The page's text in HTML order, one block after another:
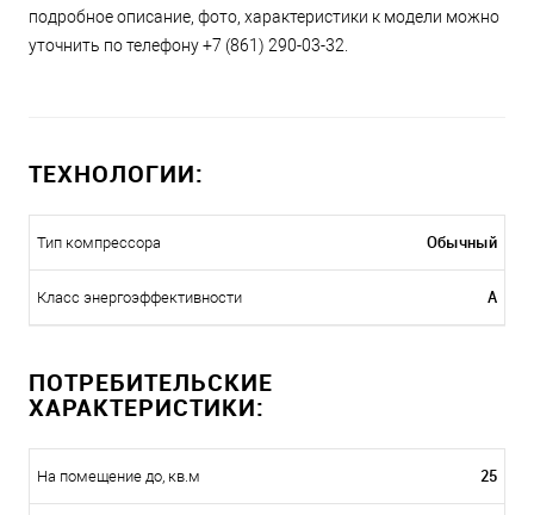
подробное описание, фото, характеристики к модели можно
уточнить по телефону +7 (861) 290-03-32.
ТЕХНОЛОГИИ:
Тип компрессора Обычный
Класс энергоэффективности A
ПОТРЕБИТЕЛЬСКИЕ
ХАРАКТЕРИСТИКИ:
На помещение до, кв.м 25